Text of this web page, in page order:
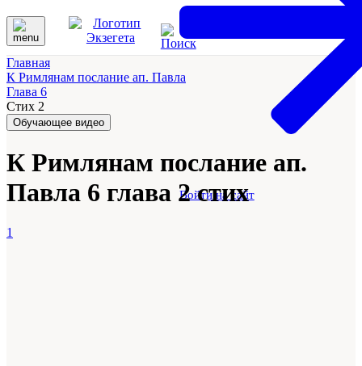
Войти на сайт
Главная
К Римлянам послание ап. Павла
Глава 6
Стих 2
Обучающее видео
К Римлянам послание ап.
Павла 6 глава 2 стих
1